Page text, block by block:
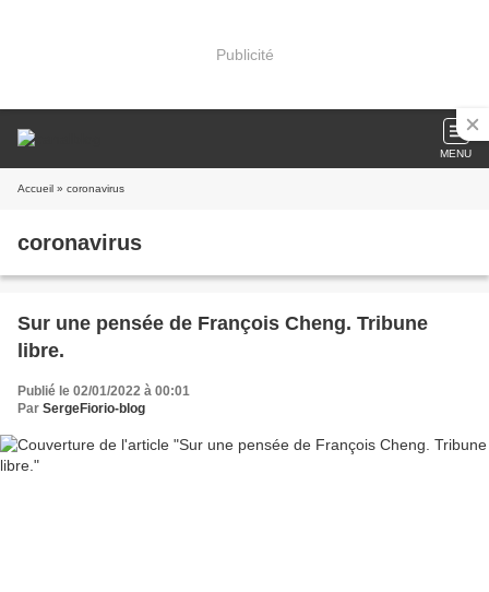
Publicité
MENU
Accueil » coronavirus
coronavirus
Sur une pensée de François Cheng. Tribune
libre.
Publié le 02/01/2022 à 00:01
Par SergeFiorio-blog